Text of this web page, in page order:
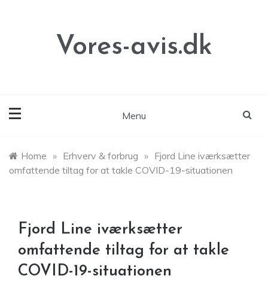
Vores-avis.dk
Menu
Home » Erhverv & forbrug » Fjord Line iværksætter
omfattende tiltag for at takle COVID-19-situationen
Fjord Line iværksætter
omfattende tiltag for at takle
COVID-19-situationen